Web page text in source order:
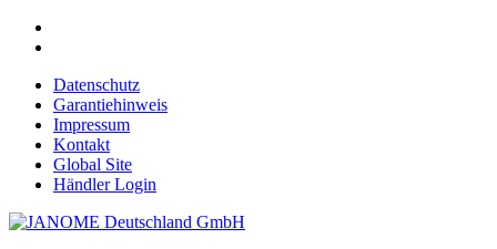
Datenschutz
Garantiehinweis
Impressum
Kontakt
Global Site
Händler Login